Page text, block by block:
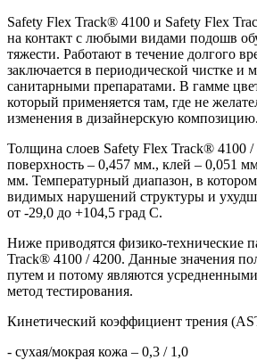
Safety Flex Track® 4100 и Safety Flex
на контакт с любыми видами подошв
тяжести. Работают в течение долгого
заключается в периодической чистке
санитарными препаратами. В гамме
который применяется там, где не
изменения в дизайнерскую композицию.
Толщина слоев Safety Flex Track® 4100 /
поверхность – 0,457 мм., клей – 0,051
мм. Температурный диапазон, в котором
видимых нарушений структуры и
от -29,0 до +104,5 град С.
Ниже приводятся физико-технические
Track® 4100 / 4200. Данные значения
путем и потому являются
метод тестирования.
Кинетический коэффициент трения
- сухая/мокрая кожа – 0,3 / 1,0